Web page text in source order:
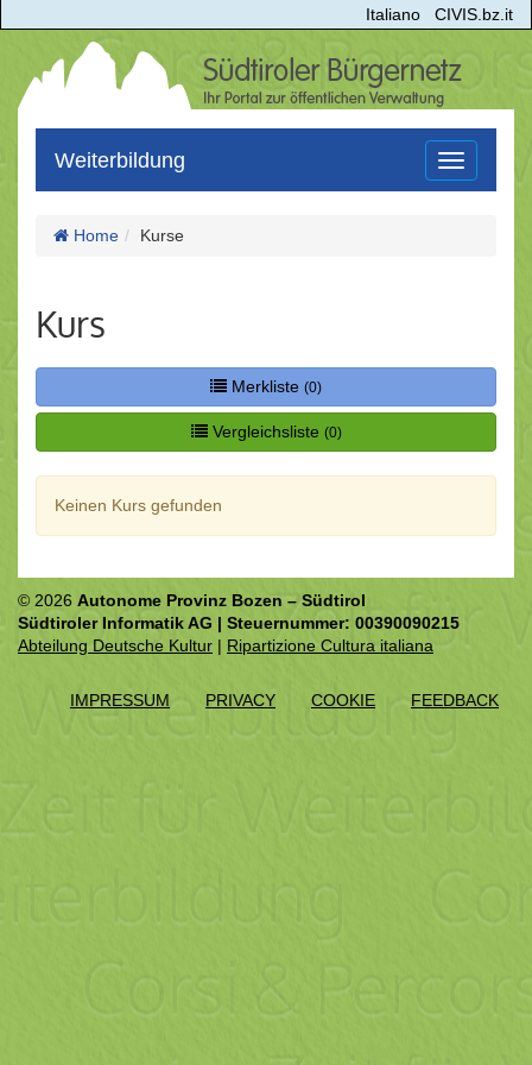
Italiano CIVIS.bz.it
Toggle
navigation
Weiterbildung
Home Kurse
Kurs
Merkliste (0)
Vergleichsliste (0)
Keinen Kurs gefunden
© 2026 Autonome Provinz Bozen – Südtirol
Südtiroler Informatik AG | Steuernummer: 00390090215
Abteilung Deutsche Kultur | Ripartizione Cultura italiana
IMPRESSUM PRIVACY COOKIE FEEDBACK